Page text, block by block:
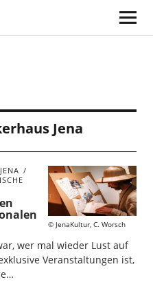
Jena
JenaKultur, C. Worsch
wer mal wieder Lust auf
Veranstaltungen ist,